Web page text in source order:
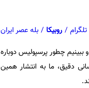
/ روبیکا / بله عصر ایران
ببینیم چطور پرسپولیس دوباره
دقیق، ما به انتشار همین